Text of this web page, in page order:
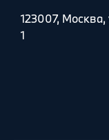
123007, Москва,
1